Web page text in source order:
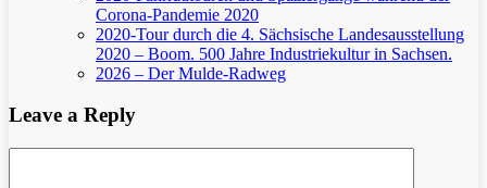
Corona-Pandemie 2020
2020-Tour durch die 4. Sächsische Landesausstellung
2020 – Boom. 500 Jahre Industriekultur in Sachsen.
2026 – Der Mulde-Radweg
Leave a Reply